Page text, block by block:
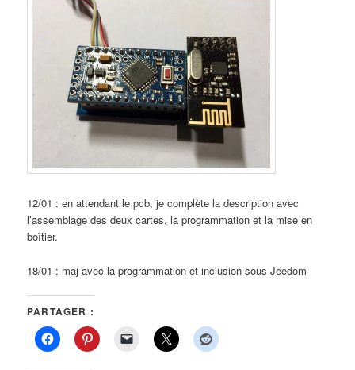
12/01 : en attendant le pcb, je complète la description avec
l’assemblage des deux cartes, la programmation et la mise en
boîtier.
18/01 : maj avec la programmation et inclusion sous Jeedom
PARTAGER :